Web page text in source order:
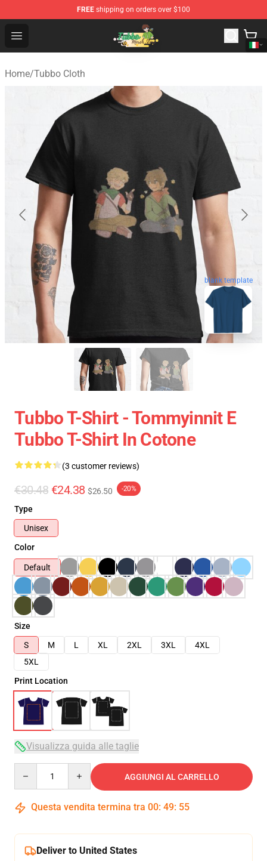
FREE shipping on orders over $100
Open menu
Tubbo Store - Official Tubbo Merchandise Shop
Home/Tubbo Cloth
blank template
Tubbo T-Shirt - Tommyinnit E
Tubbo T-Shirt In Cotone
(3 customer reviews)
€30.48 €24.38 $26.50 -20%
Type
Unisex
Color
Default
Size
S
M L XL 2XL 3XL
4XL
5XL
Print Location
Visualizza guida alle taglie
AGGIUNGI AL CARRELLO
Questa vendita termina tra 00: 49: 54
Deliver to United States